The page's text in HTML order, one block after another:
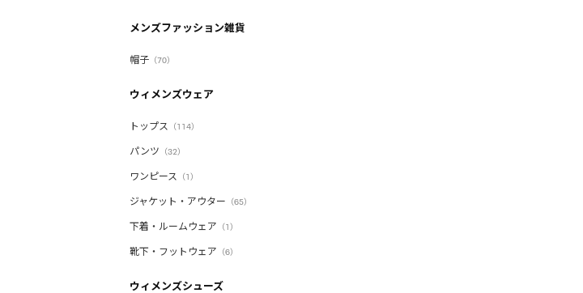
メンズファッション雑貨
帽子 （70）
ウィメンズウェア
トップス （114）
パンツ （32）
ワンピース （1）
ジャケット・アウター （65）
下着・ルームウェア （1）
靴下・フットウェア （6）
ウィメンズシューズ